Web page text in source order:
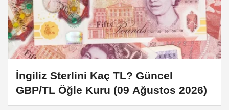
İngiliz Sterlini Kaç TL? Güncel
GBP/TL Öğle Kuru (09 Ağustos 2026)